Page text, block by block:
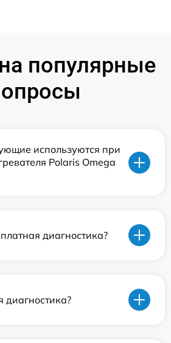
популярные
используются при
Polaris Omega
диагностика?
диагностика?